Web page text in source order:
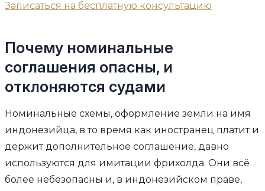
Записаться на бесплатную консультацию
Почему номинальные
соглашения опасны, и
отклоняются судами
Номинальные схемы, оформление земли на имя
индонезийца, в то время как иностранец платит и
держит дополнительное соглашение, давно
используются для имитации фрихолда. Они всё
более небезопасны и, в индонезийском праве,